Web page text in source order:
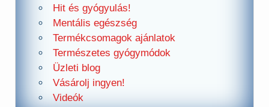
Hit és gyógyulás!
Mentális egészség
Termékcsomagok ajánlatok
Természetes gyógymódok
Üzleti blog
Vásárolj ingyen!
Videók